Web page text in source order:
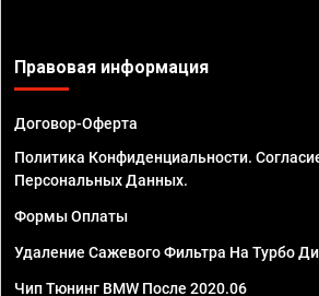
Правовая информация
Договор-Оферта
Политика Конфиденциальности.
Персональных Данных.
Формы Оплаты
Удаление Сажевого Фильтра На Турбо
Чип Тюнинг BMW После 2020.06